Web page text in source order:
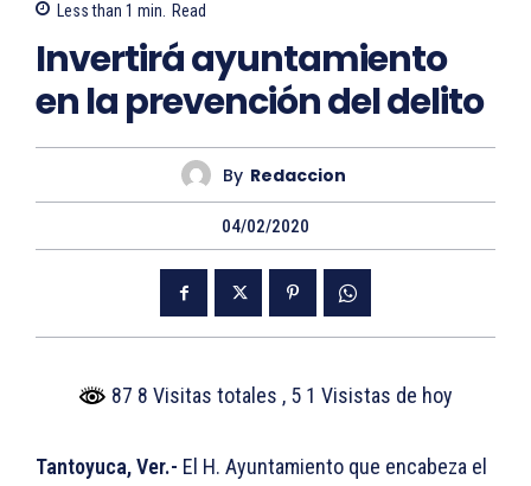
Less than 1 min. Read
Invertirá ayuntamiento
en la prevención del delito
By Redaccion
04/02/2020
87 8 Visitas totales , 5 1 Visistas de hoy
Tantoyuca, Ver.- El H. Ayuntamiento que encabeza el